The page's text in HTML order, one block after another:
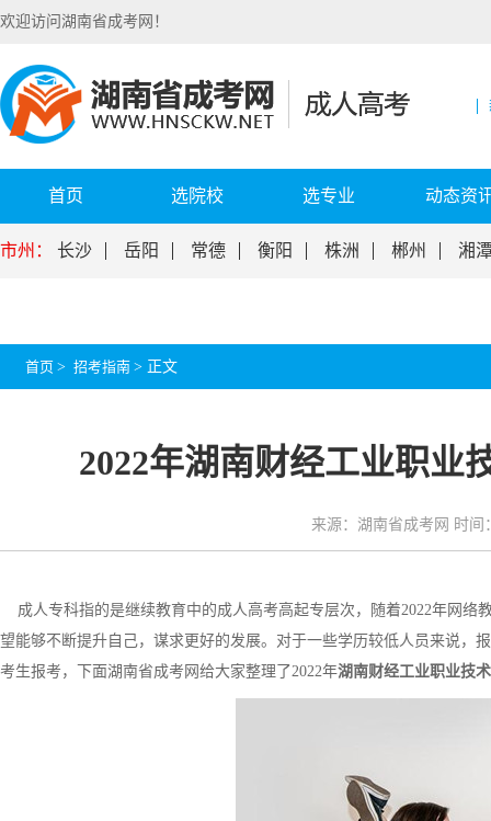
欢迎访问湖南省成考网！
首页 选院校 选专业 动态资
市州： 长沙 岳阳 常德 衡阳 株洲 郴州 湘
首页 > 招考指南 > 正文
2022年湖南财经工业职业
来源：湖南省成考网 时间
成人专科指的是继续教育中的成人高考高起专层次，随着2022年网络
望能够不断提升自己，谋求更好的发展。对于一些学历较低人员来说，
考生报考，下面湖南省成考网给大家整理了2022年湖南财经工业职业技